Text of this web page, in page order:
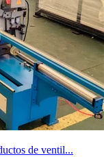
de ventil...